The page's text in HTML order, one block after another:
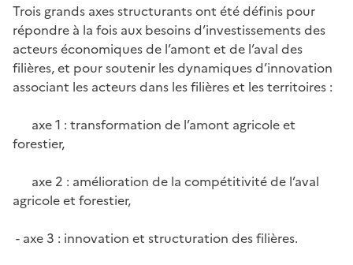
Trois grands axes structurants ont été définis pour
répondre à la fois aux besoins d’investissements des
acteurs économiques de l’amont et de l’aval des
filières, et pour soutenir les dynamiques d’innovation
associant les acteurs dans les filières et les territoires :
axe 1 : transformation de l’amont agricole et
forestier,
axe 2 : amélioration de la compétitivité de l’aval
agricole et forestier,
- axe 3 : innovation et structuration des filières.